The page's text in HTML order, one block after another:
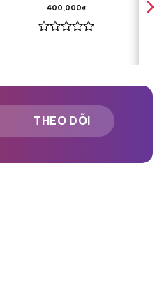
400,000₫
5